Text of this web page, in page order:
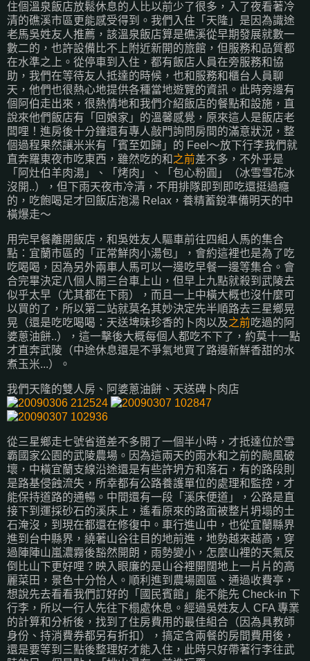
住個溫泉飯店放鬆休息的人比以前少了很多，入了夜看著冷
清的礁溪市區更能感受得到。我們入住「天隆」是因為識途
老馬吳姓友人推薦，該溫泉飯店算是礁溪從早期發展就數一
數二的，也許設備比不上附近新開的旅館，但服務和品質都
在水準之上。從停車到入住，都有飯店人員在旁服務和協
助，我們在等待友人抵達的時候，也和服務和櫃台人員聊
天，他們也很熱心地提供各種當地遊覽的資訊。此時旁邊有
個阿伯走出來，很熱情地和我們介紹飯店的餐點和設施，直
說來他們飯店有「回娘家」的溫馨感覺，原來這人是飯店老
闆哩！進房後十分鐘還有專人敲門詢問房間的滿意狀況，整
個過程果然讓米米有「賓至如歸」的 Feel～放下行李我們就
直奔羅東夜市吃東西，雖然吃的和 之前差不多，不外乎是
「阿灶伯羊肉湯」、「烤肉」、「包心粉圓」（冰雪雪花冰
沒開..），但下雨天夜市冷清，不用排隊即到即吃還挺過癮
的，吃飽喝足才回飯店泡湯 Relax，養精蓄銳準備明天的中
橫爆走～
用完早餐離開飯店，和吳姓友人驅車前往四組人馬的集合
點：宜蘭市區的「正常鮮肉小湯包」，會約這裡也是為了吃
吃喝喝，因為另外兩車人馬可以一邊吃早餐一邊等集合。會
合完畢決定八個人開三台車上山，但早上九點就殺到武陵去
似乎太早（尤其都在下雨），而且一上中橫大概也沒什麼可
以買的了，所以第二站就莫名其妙決定先半順路去三星鄉晃
晃（還是吃吃喝喝：天送埤味珍香的卜肉以及之前吃過的阿
婆蔥油餅..），這一擊後大概每個人都吃不下了，約莫十一點
才直奔武陵（中途休息還是不爭氣地買了路邊新鮮香甜的水
煮玉米...）。
我們天隆的雙人房、阿婆蔥油餅、天送碑卜肉店
從三星鄉走七號省道差不多開了一個半小時，才抵達位於雪
霸國家公園的武陵農場。因為這兩天的雨水和之前的颱風破
壞，中橫宜蘭支線沿途還是有些許坍方和落石，有的路段則
是路基侵蝕流失，所幸都有公路養護單位的處理和監控，才
能保持道路的通暢。中間還有一段「溪床便道」，公路是直
接下到運採砂石的溪床上，遙看原來的路面被整片坍塌的土
石淹沒，到現在都還在修復中。車行進山中，也從宜蘭縣界
進到台中縣界，繞著山谷往目的地前進，地勢越來越高，穿
過陣陣山嵐濃霧後豁然開朗，雨勢變小，怎麼山裡的天氣反
倒比山下更好哩？映入眼廉的是山谷裡開闊地上一片片的高
麗菜田，景色十分怡人。順利進到農場園區、通過收費亭，
想說先去看看我們訂好的「國民賓館」能不能先 Check-in 下
行李，所以一行人先往下榻處休息。經過吳姓友人 CFA 專業
的計算和分析後，找到了住房費用的最佳組合（因為具教師
身份、持消費券都另有折扣），搞定含兩餐的房間費用後，
還是要等到三點後整理好才能入住，此時只好帶著行李往武